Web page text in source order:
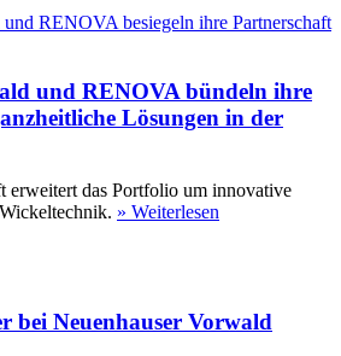
und RENOVA bündeln ihre
Lösungen in der
erweitert das Portfolio um innovative
» Weiterlesen
bei Neuenhauser Vorwald